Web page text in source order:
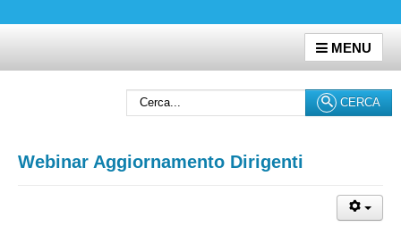
MENU
CERCA
Webinar Aggiornamento Dirigenti